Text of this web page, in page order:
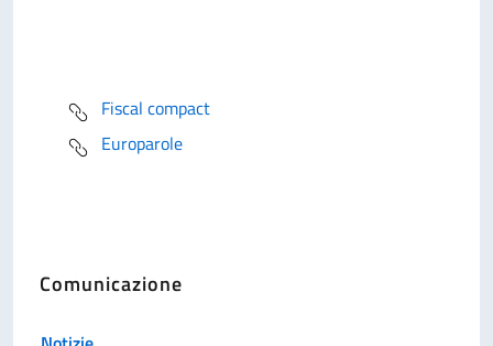
Fiscal compact
Europarole
Comunicazione